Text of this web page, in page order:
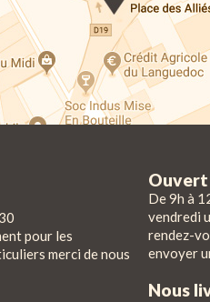
pour les
merci de nous
Ouvert
De 9h à
vendredi
rendez-
envoyer
Nous